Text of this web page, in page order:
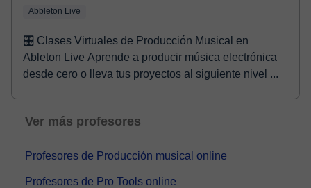
Abbleton Live
🎛️ Clases Virtuales de Producción Musical en
Ableton Live Aprende a producir música electrónica
desde cero o lleva tus proyectos al siguiente nivel ...
Ver más profesores
Profesores de Producción musical online
Profesores de Pro Tools online